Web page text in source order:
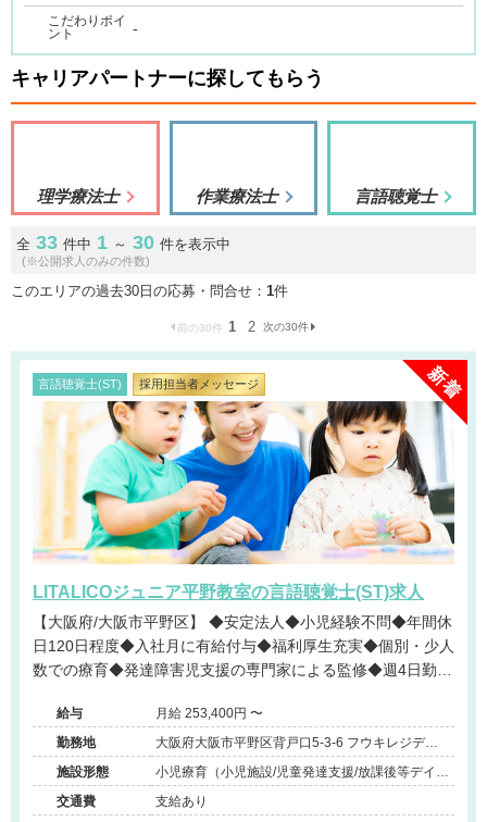
こだわりポイ
ント
-
キャリアパートナーに探してもらう
理学療法士 作業療法士 言語聴覚士
全 33 件中 1 ～ 30 件を表示中
(※公開求人のみの件数)
このエリアの過去30日の応募・問合せ： 1件
前の30件 1 2 次の30件
言語聴覚士(ST) 採用担当者メッセージ
LITALICOジュニア平野教室の言語聴覚士(ST)求人
【大阪府/大阪市平野区】 ◆安定法人◆小児経験不問◆年間休
日120日程度◆入社月に有給付与◆福利厚生充実◆個別・少人
数での療育◆発達障害児支援の専門家による監修◆週4日勤務
給与
月給 253,400円 〜
勤務地
大阪府大阪市平野区背戸口5-3-6 フウキレジデン
ス平野101号室
施設形態
小児療育（小児施設/児童発達支援/放課後等デイサ
ービス）
交通費 支給あり